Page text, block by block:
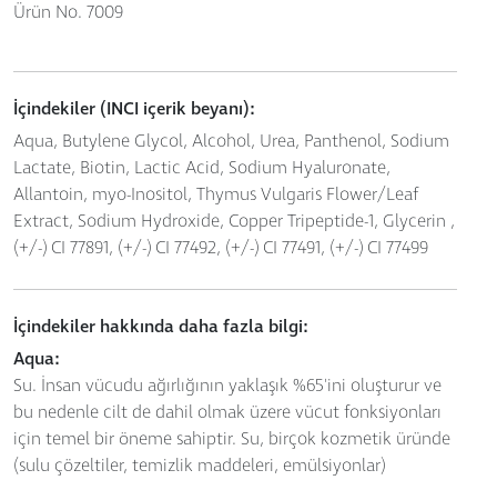
Ürün No. 7009
İçindekiler (INCI içerik beyanı):
Aqua, Butylene Glycol, Alcohol, Urea, Panthenol, Sodium
Lactate, Biotin, Lactic Acid, Sodium Hyaluronate,
Allantoin, myo-Inositol, Thymus Vulgaris Flower/Leaf
Extract, Sodium Hydroxide, Copper Tripeptide-1, Glycerin ,
(+/-) CI 77891, (+/-) CI 77492, (+/-) CI 77491, (+/-) CI 77499
İçindekiler hakkında daha fazla bilgi:
Aqua:
Su. İnsan vücudu ağırlığının yaklaşık %65'ini oluşturur ve
bu nedenle cilt de dahil olmak üzere vücut fonksiyonları
için temel bir öneme sahiptir. Su, birçok kozmetik üründe
(sulu çözeltiler, temizlik maddeleri, emülsiyonlar)